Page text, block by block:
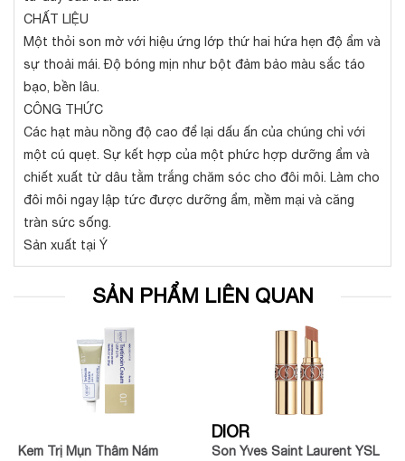
CHẤT LIỆU
Một thỏi son mờ với hiệu ứng lớp thứ hai hứa hẹn độ ẩm và
sự thoải mái. Độ bóng mịn như bột đảm bảo màu sắc táo
bạo, bền lâu.
CÔNG THỨC
Các hạt màu nồng độ cao để lại dấu ấn của chúng chỉ với
một cú quẹt. Sự kết hợp của một phức hợp dưỡng ẩm và
chiết xuất từ dâu tằm trắng chăm sóc cho đôi môi. Làm cho
đôi môi ngay lập tức được dưỡng ẩm, mềm mại và căng
tràn sức sống.
Sản xuất tại Ý
SẢN PHẨM LIÊN QUAN
Kem Trị Mụn Thâm Nám
DIOR
Son Yves Saint Laurent YSL